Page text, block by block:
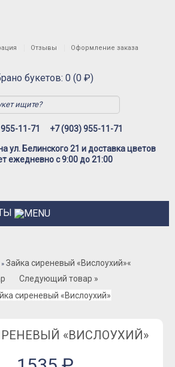
Отзывы Оформление заказа
букетов: 0 (0 ₽)
11-71 +7 (903) 955-11-71
ул. Белинского 21 и доставка цветов
ежедневно с 9:00 до 21:00
» Зайка сиреневый «Вислоухий»«
Следующий товар »
«ВИСЛОУХИЙ»